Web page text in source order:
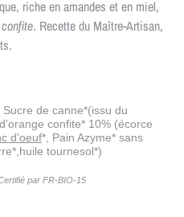
riche en amandes et en miel,
. Recette du Maître-Artisan,
Sucre de canne*(issu du
d'orange confite* 10% (écorce
d'oeuf*, Pain Azyme* sans
tournesol*)
par FR-BIO-15